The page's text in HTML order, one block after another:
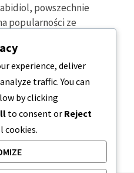
powszechnie
popularności ze
12-20
experience, deliver
traffic. You can
by clicking
to consent or Reject
cookies.